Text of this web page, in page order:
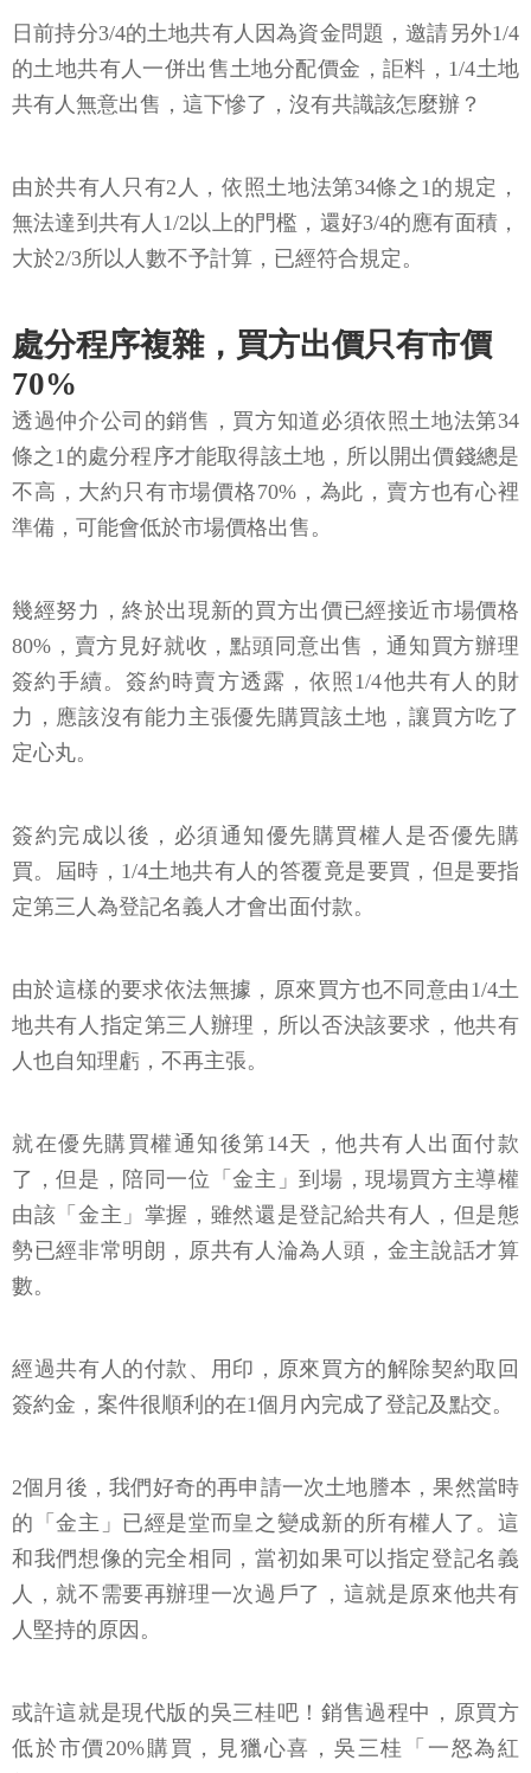
日前持分3/4的土地共有人因為資金問題，邀請另外1/4
的土地共有人一併出售土地分配價金，詎料，1/4土地
共有人無意出售，這下慘了，沒有共識該怎麼辦？
由於共有人只有2人，依照土地法第34條之1的規定，
無法達到共有人1/2以上的門檻，還好3/4的應有面積，
大於2/3所以人數不予計算，已經符合規定。
處分程序複雜，買方出價只有市價
70%
透過仲介公司的銷售，買方知道必須依照土地法第34
條之1的處分程序才能取得該土地，所以開出價錢總是
不高，大約只有市場價格70%，為此，賣方也有心裡
準備，可能會低於市場價格出售。
幾經努力，終於出現新的買方出價已經接近市場價格
80%，賣方見好就收，點頭同意出售，通知買方辦理
簽約手續。簽約時賣方透露，依照1/4他共有人的財
力，應該沒有能力主張優先購買該土地，讓買方吃了
定心丸。
簽約完成以後，必須通知優先購買權人是否優先購
買。屆時，1/4土地共有人的答覆竟是要買，但是要指
定第三人為登記名義人才會出面付款。
由於這樣的要求依法無據，原來買方也不同意由1/4土
地共有人指定第三人辦理，所以否決該要求，他共有
人也自知理虧，不再主張。
就在優先購買權通知後第14天，他共有人出面付款
了，但是，陪同一位「金主」到場，現場買方主導權
由該「金主」掌握，雖然還是登記給共有人，但是態
勢已經非常明朗，原共有人淪為人頭，金主說話才算
數。
經過共有人的付款、用印，原來買方的解除契約取回
簽約金，案件很順利的在1個月內完成了登記及點交。
2個月後，我們好奇的再申請一次土地謄本，果然當時
的「金主」已經是堂而皇之變成新的所有權人了。這
和我們想像的完全相同，當初如果可以指定登記名義
人，就不需要再辦理一次過戶了，這就是原來他共有
人堅持的原因。
或許這就是現代版的吳三桂吧！銷售過程中，原買方
低於市價20%購買，見獵心喜，吳三桂「一怒為紅